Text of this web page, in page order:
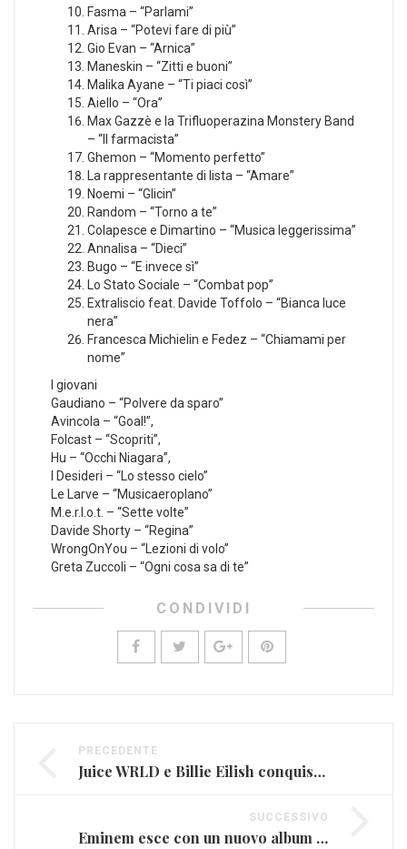
Fasma – “Parlami”
Arisa – “Potevi fare di più”
Gio Evan – “Arnica”
Maneskin – “Zitti e buoni”
Malika Ayane – “Ti piaci così”
Aiello – “Ora”
Max Gazzè e la Trifluoperazina Monstery Band
– “Il farmacista”
Ghemon – “Momento perfetto”
La rappresentante di lista – “Amare”
Noemi – “Glicin”
Random – “Torno a te”
Colapesce e Dimartino – “Musica leggerissima”
Annalisa – “Dieci”
Bugo – “E invece sì”
Lo Stato Sociale – “Combat pop”
Extraliscio feat. Davide Toffolo – “Bianca luce
nera”
Francesca Michielin e Fedez – “Chiamami per
nome”
I giovani
Gaudiano – “Polvere da sparo”
Avincola – “Goal!”,
Folcast – “Scopriti”,
Hu – “Occhi Niagara”,
I Desideri – “Lo stesso cielo”
Le Larve – “Musicaeroplano”
M.e.r.l.o.t. – “Sette volte”
Davide Shorty – “Regina”
WrongOnYou – “Lezioni di volo”
Greta Zuccoli – “Ogni cosa sa di te”
CONDIVIDI
PRECEDENTE
Juice WRLD e Billie Eilish conquistano la categoria gamer di Spotify
SUCCESSIVO
Eminem esce con un nuovo album a sorpresa